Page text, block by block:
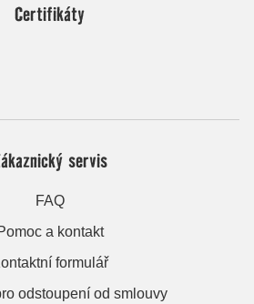
Certifikáty
servis
FAQ
a kontakt
formulář
odstoupení od smlouvy